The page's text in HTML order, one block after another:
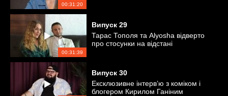
00:31:20
00:31:39
Випуск 29
Тарас Тополя та Alyosha відверто
про стосунки на відстані
Випуск 30
Ексклюзивне інтерв’ю з коміком і
блогером Кирилом Ганіним